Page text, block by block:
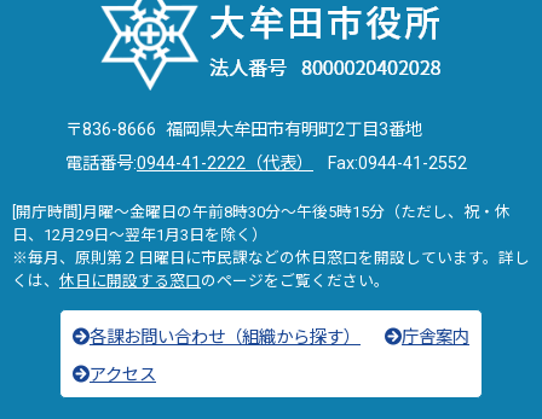
〒836-8666 福岡県大牟田市有明町2丁目3番地
電話番号:0944-41-2222（代表） Fax:0944-41-2552
[開庁時間]月曜～金曜日の午前8時30分～午後5時15分（ただし、祝・休
日、12月29日～翌年1月3日を除く）
※毎月、原則第２日曜日に市民課などの休日窓口を開設しています。詳し
くは、 休日に開設する窓口のページをご覧ください。
各課お問い合わせ（組織から探す）
庁舎案内
アクセス